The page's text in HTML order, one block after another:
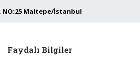
NO:25 Maltepe/İstanbul
Faydalı Bilgiler